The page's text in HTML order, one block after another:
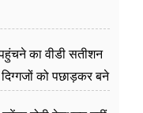
का वीडी सतीशन
को पछाड़कर बने